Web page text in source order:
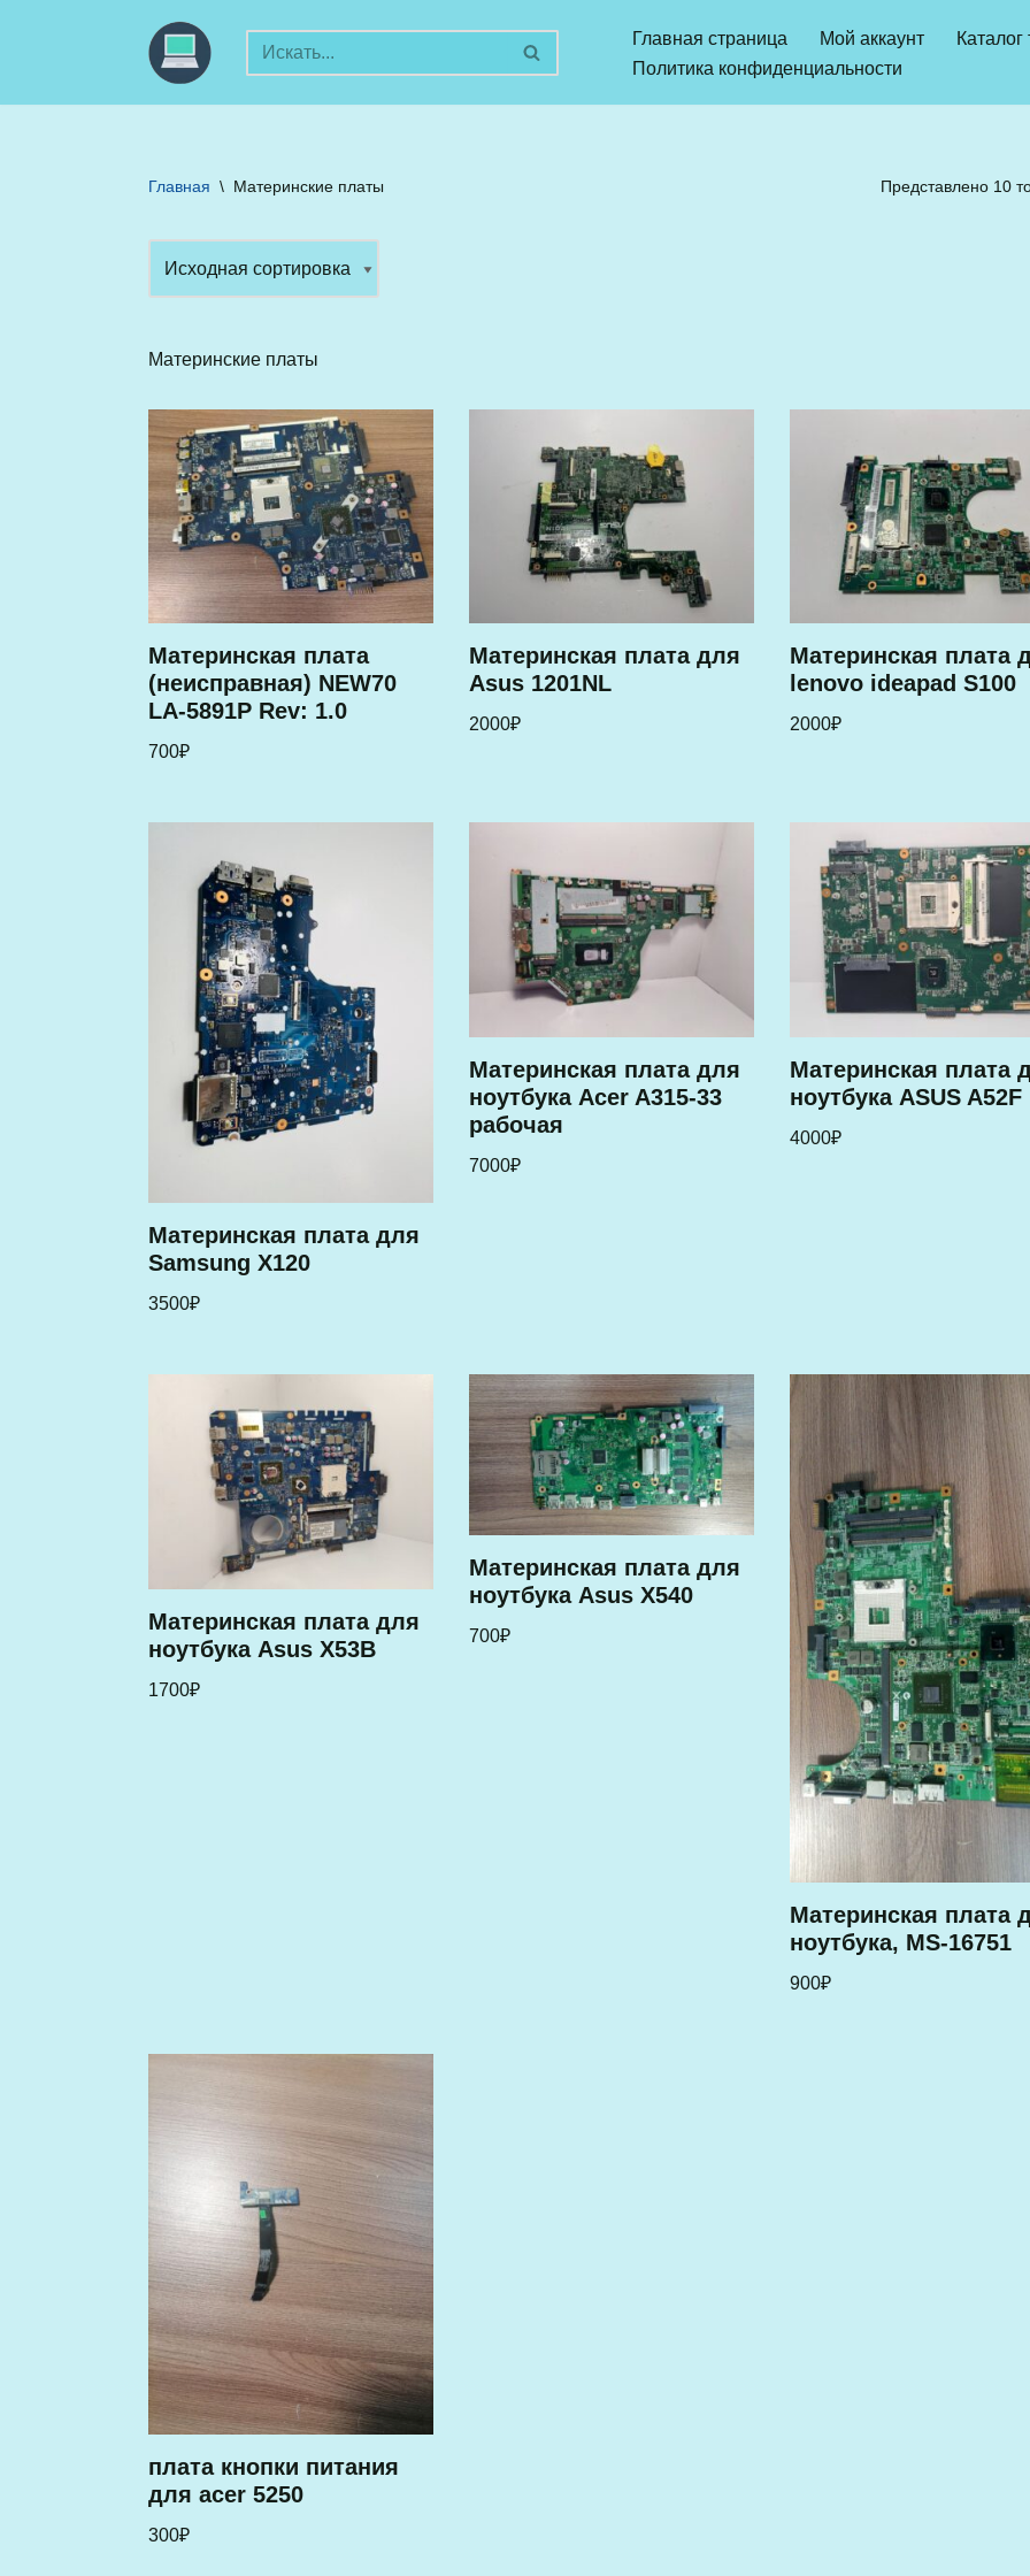
Главная страница Мой аккаунт
Политика конфиденциальности
Главная \ Материнские платы Представлено 10
Материнские платы
Материнская плата
(неисправная) NEW70
LA-5891P Rev: 1.0
700₽
Материнская плата для
Asus 1201NL
2000₽
Материнская плата
lenovo ideapad S100
2000₽
Материнская плата для
Samsung X120
3500₽
Материнская плата для
ноутбука Acer A315-33
рабочая
7000₽
Материнская плата
ноутбука ASUS A52F
4000₽
Материнская плата для
ноутбука Asus X53B
1700₽
Материнская плата для
ноутбука Asus X540
700₽
Материнская плата
ноутбука, MS-16751
900₽
плата кнопки питания
для acer 5250
300₽